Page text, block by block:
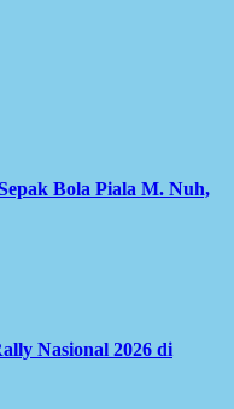
Bola Piala M. Nuh,
Nasional 2026 di